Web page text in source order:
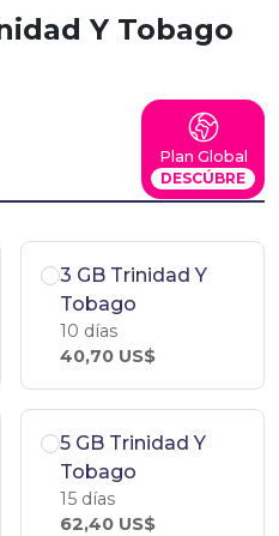
Y Tobago
Plan Global
DESCÚBRE
3 GB Trinidad Y
Tobago
10 días
40,70 US$
5 GB Trinidad Y
Tobago
15 días
62,40 US$